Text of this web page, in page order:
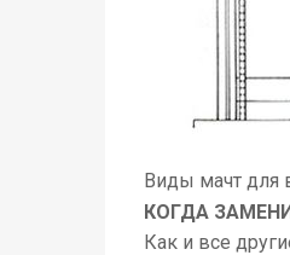
Виды мачт для
КОГДА
Как и все